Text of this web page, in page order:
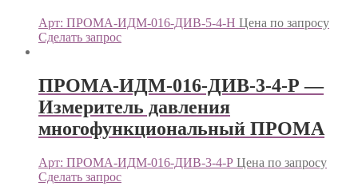
Арт: ПРОМА-ИДМ-016-ДИВ-5-4-Н Цена по запросу
Сделать запрос
ПРОМА-ИДМ-016-ДИВ-3-4-Р —
Измеритель давления
многофункциональный ПРОМА
Арт: ПРОМА-ИДМ-016-ДИВ-3-4-Р Цена по запросу
Сделать запрос